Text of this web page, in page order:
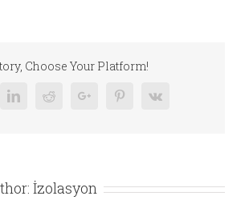
Choose Your Platform!
LinkedinRedditGoogle+ PinterestVk
İzolasyon